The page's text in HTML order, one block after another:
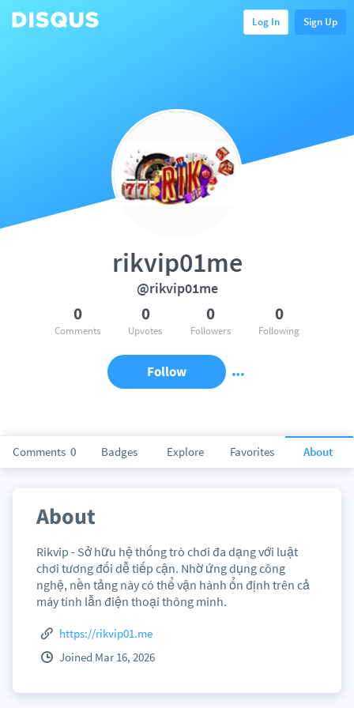
Log In Sign Up
Comments 0 Badges Explore Favorites About
rikvip01me
@rikvip01me
0
Comments
0
Upvotes
0
Followers
0
Following
Follow
About
Rikvip - Sở hữu hệ thống trò chơi đa dạng với luật
chơi tương đối dễ tiếp cận. Nhờ ứng dụng công
nghệ, nền tảng này có thể vận hành ổn định trên cả
máy tính lẫn điện thoại thông minh.
https://rikvip01.me
Joined Mar 16, 2026